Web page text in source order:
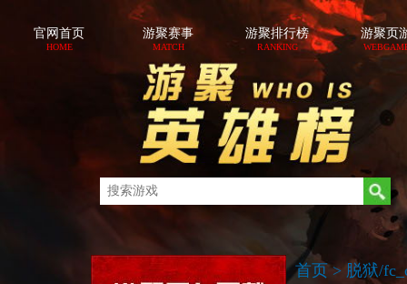
官网首页
HOME
游聚赛事
MATCH
游聚排行榜
RANKING
游聚页
首页 > 脱狱/